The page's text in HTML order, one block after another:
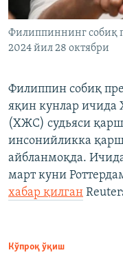
Филиппиннинг собиқ
2024 йил 28 октябри
Филиппин собиқ
яқин кунлар ичида
(ХЖС) судьяси
инсонийликка
айбланмоқда. Ичида
март куни
хабар қилган
Кўпроқ ўқиш